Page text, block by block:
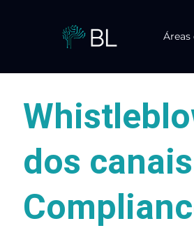
o
Áreas
dos